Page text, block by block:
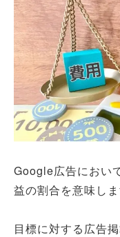
Google広告におい
益の割合を意味しま
目標に対する広告